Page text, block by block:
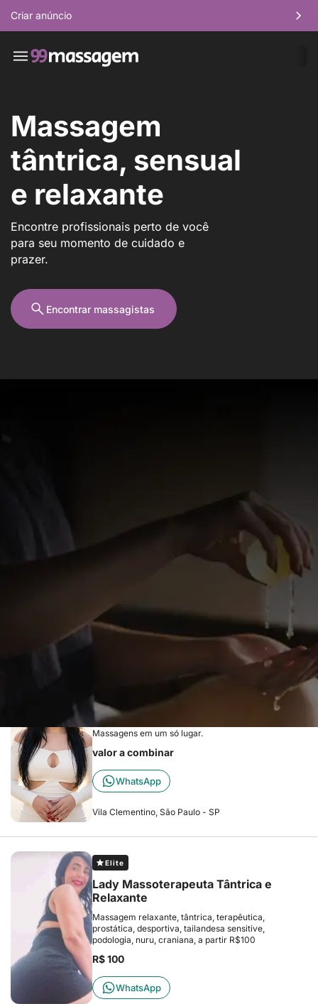
Criar anúncio
Massagem
tântrica, sensual
e relaxante
Encontre profissionais perto de você
para seu momento de cuidado e
prazer.
Encontrar massagistas
Massagem clássica relaxante, shiatsu, bambuterapia,
reflexologia, drenagem linfática profissional.
Ipiranga, São Paulo - SP
SPA Roh Matos Massagem
Sinta-se renovada: Depilação impecável e
Massagens em um só lugar.
valor a combinar
WhatsApp
Vila Clementino, São Paulo - SP
Elite
Lady Massoterapeuta Tântrica e
Relaxante
Massagem relaxante, tântrica, terapêutica,
prostática, desportiva, tailandesa sensitive,
podologia, nuru, craniana, a partir R$100
R$ 100
WhatsApp